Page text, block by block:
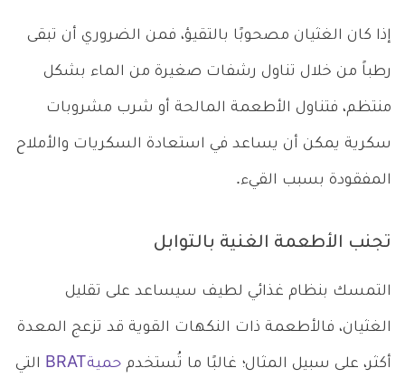
إذا كان الغثيان مصحوبًا بالتقيؤ، فمن الضروري أن تبقى
رطباً من خلال تناول رشفات صغيرة من الماء بشكل
منتظم، فتناول الأطعمة المالحة أو شرب مشروبات
سكرية يمكن أن يساعد في استعادة السكريات والأملاح
المفقودة بسبب القيء.
تجنب الأطعمة الغنية بالتوابل
التمسك بنظام غذائي لطيف سيساعد على تقليل
الغثيان، فالأطعمة ذات النكهات القوية قد تزعج المعدة
أكثر، على سبيل المثال؛ غالبًا ما تُستخدم حميةBRAT التي